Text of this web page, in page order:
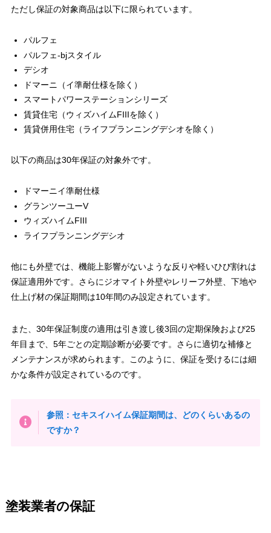
ただし保証の対象商品は以下に限られています。
パルフェ
パルフェ-bjスタイル
デシオ
ドマーニ（イ準耐仕様を除く）
スマートパワーステーションシリーズ
賃貸住宅（ウィズハイムFIIIを除く）
賃貸併用住宅（ライフプランニングデシオを除く）
以下の商品は30年保証の対象外です。
ドマーニイ準耐仕様
グランツーユーV
ウィズハイムFIII
ライフプランニングデシオ
他にも外壁では、機能上影響がないような反りや軽いひび割れは
保証適用外です。さらにジオマイト外壁やレリーフ外壁、下地や
仕上げ材の保証期間は10年間のみ設定されています。
また、30年保証制度の適用は引き渡し後3回の定期保険および25
年目まで、5年ごとの定期診断が必要です。さらに適切な補修と
メンテナンスが求められます。このように、保証を受けるには細
かな条件が設定されているのです。
参照：セキスイハイム保証期間は、どのくらいあるの
ですか？
塗装業者の保証